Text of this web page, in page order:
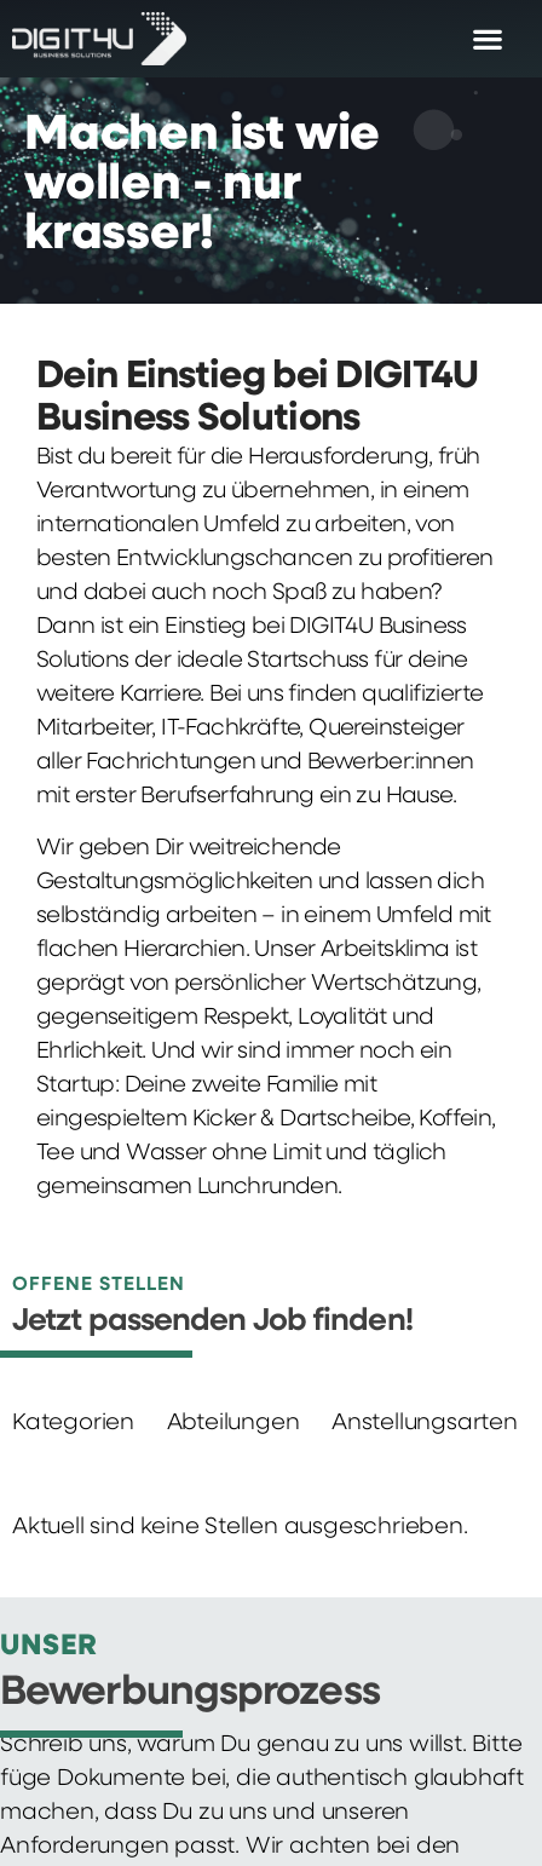
Machen ist wie
wollen - nur
krasser!
Dein Einstieg bei DIGIT4U
Business Solutions
Bist du bereit für die Herausforderung, früh
Verantwortung zu übernehmen, in einem
internationalen Umfeld zu arbeiten, von
besten Entwicklungschancen zu profitieren
und dabei auch noch Spaß zu haben?
Dann ist ein Einstieg bei DIGIT4U Business
Solutions der ideale Startschuss für deine
weitere Karriere. Bei uns finden qualifizierte
Mitarbeiter, IT-Fachkräfte, Quereinsteiger
aller Fachrichtungen und Bewerber:innen
mit erster Berufserfahrung ein zu Hause.
Wir geben Dir weitreichende
Gestaltungsmöglichkeiten und lassen dich
selbständig arbeiten – in einem Umfeld mit
flachen Hierarchien. Unser Arbeitsklima ist
geprägt von persönlicher Wertschätzung,
gegenseitigem Respekt, Loyalität und
Ehrlichkeit. Und wir sind immer noch ein
Startup: Deine zweite Familie mit
eingespieltem Kicker & Dartscheibe, Koffein,
Tee und Wasser ohne Limit und täglich
gemeinsamen Lunchrunden.
OFFENE STELLEN
Jetzt passenden Job finden!
Kategorien Abteilungen Anstellungsarten
Aktuell sind keine Stellen ausgeschrieben.
UNSER
Bewerbungsprozess
Schreib uns, warum Du genau zu uns willst. Bitte
füge Dokumente bei, die authentisch glaubhaft
machen, dass Du zu uns und unseren
Anforderungen passt. Wir achten bei den